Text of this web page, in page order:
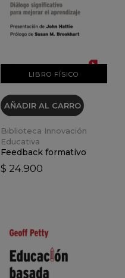
LIBRO FÍSICO
AÑADIR AL CARRO
Biblioteca Innovación
Educativa
Feedback formativo
$ 24.900